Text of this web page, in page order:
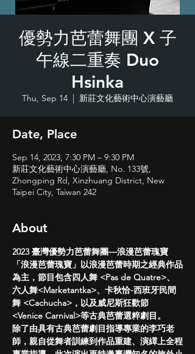
優勢力芭蕾舞團 X 子
午線二重奏 Duo
Hsinka
Thu, Sep 14
  |
新莊文化藝術中心演藝廳
Date, Place
Sep 14, 2023, 7:30 PM – 9:30 PM
新莊文化藝術中心演藝廳, No. 133號,
Zhongping Rd, Xinzhuang District, New
Taipei City, Taiwan 242
About
2023 臺灣優勢力芭蕾舞團—浪漫芭蕾瑰寶
「浪漫芭蕾瑰寶」以浪漫芭蕾時期之經典作品
為主，節目包含四人舞 <Pas de Quatre>、
六人舞<Marketantka>、卡秋恰-西班牙民間
舞 <Cachucha>，以及威尼斯狂歡節
<Venice Carnival>等古典芭蕾選粹劇目。
除了由具有古典芭蕾劇目指導專業的李巧老
師，親自從舞者訓練到作品重建、演繹上全程